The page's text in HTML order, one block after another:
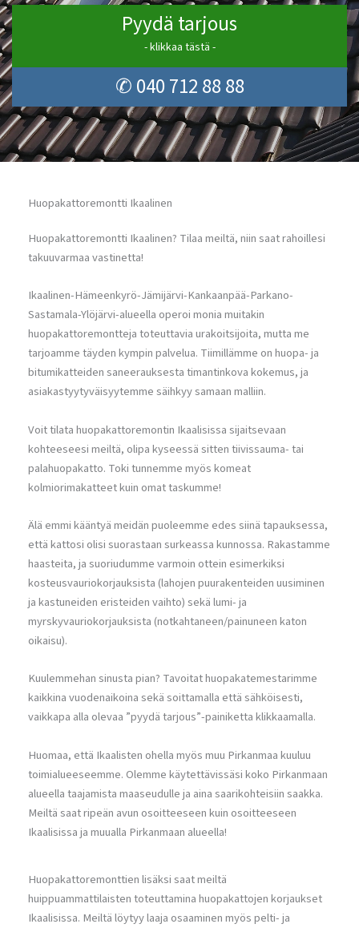
Pyydä tarjous
- klikkaa tästä -
✆ 040 712 88 88
Huopakattoremontti Ikaalinen
Huopakattoremontti Ikaalinen? Tilaa meiltä, niin saat rahoillesi
takuuvarmaa vastinetta!
Ikaalinen-Hämeenkyrö-Jämijärvi-Kankaanpää-Parkano-
Sastamala-Ylöjärvi-alueella operoi monia muitakin
huopakattoremontteja toteuttavia urakoitsijoita, mutta me
tarjoamme täyden kympin palvelua. Tiimillämme on huopa- ja
bitumikatteiden saneerauksesta timantinkova kokemus, ja
asiakastyytyväisyytemme säihkyy samaan malliin.
Voit tilata huopakattoremontin Ikaalisissa sijaitsevaan
kohteeseesi meiltä, olipa kyseessä sitten tiivissauma- tai
palahuopakatto. Toki tunnemme myös komeat
kolmiorimakatteet kuin omat taskumme!
Älä emmi kääntyä meidän puoleemme edes siinä tapauksessa,
että kattosi olisi suorastaan surkeassa kunnossa. Rakastamme
haasteita, ja suoriudumme varmoin ottein esimerkiksi
kosteusvauriokorjauksista (lahojen puurakenteiden uusiminen
ja kastuneiden eristeiden vaihto) sekä lumi- ja
myrskyvauriokorjauksista (notkahtaneen/painuneen katon
oikaisu).
Kuulemmehan sinusta pian? Tavoitat huopakatemestarimme
kaikkina vuodenaikoina sekä soittamalla että sähköisesti,
vaikkapa alla olevaa ”pyydä tarjous”-painiketta klikkaamalla.
Huomaa, että Ikaalisten ohella myös muu Pirkanmaa kuuluu
toimialueeseemme. Olemme käytettävissäsi koko Pirkanmaan
alueella taajamista maaseudulle ja aina saarikohteisiin saakka.
Meiltä saat ripeän avun osoitteeseen kuin osoitteeseen
Ikaalisissa ja muualla Pirkanmaan alueella!
Huopakattoremonttien lisäksi saat meiltä
huippuammattilaisten toteuttamina huopakattojen korjaukset
Ikaalisissa. Meiltä löytyy laaja osaaminen myös pelti- ja